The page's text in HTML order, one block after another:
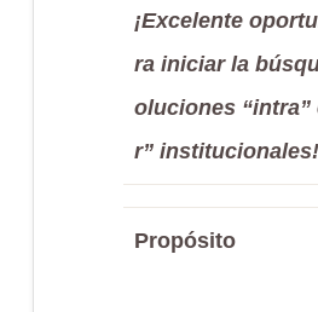
¡Excelente
ra iniciar la
oluciones “intra”
r” institucionales!
Propósito